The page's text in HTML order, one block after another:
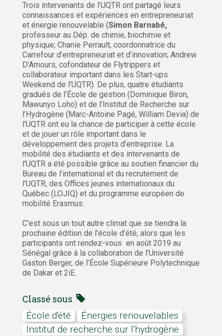
Trois intervenants de l’UQTR ont partagé leurs
connaissances et expériences en entrepreneuriat
et énergie renouvelable (Simon Barnabé,
professeur au Dép. de chimie, biochimie et
physique; Chanie Perrault, coordonnatrice du
Carrefour d’entrepreneuriat et d’innovation; Andrew
D’Amours, cofondateur de Flytrippers et
collaborateur important dans les Start-ups
Weekend de l’UQTR). De plus, quatre étudiants
gradués de l’École de gestion (Dominique Biron,
Mawunyo Loho) et de l’Institut de Recherche sur
l’Hydrogène (Marc-Antoine Pagé, William Devia) de
l’UQTR ont eu la chance de participer à cette école
et de jouer un rôle important dans le
développement des projets d’entreprise. La
mobilité des étudiants et des intervenants de
l’UQTR a été possible grâce au soutien financier du
Bureau de l’international et du recrutement de
l’UQTR, des Offices jeunes internationaux du
Québec (LOJIQ) et du programme européen de
mobilité Erasmus.
C’est sous un tout autre climat que se tiendra la
prochaine édition de l’école d’été, alors que les
participants ont rendez-vous en août 2019 au
Sénégal grâce à la collaboration de l’Université
Gaston Berger, de l’École Supérieure Polytechnique
de Dakar et 2iE.
Classé sous
école d'été
Énergies renouvelables
Institut de recherche sur l'hydrogène